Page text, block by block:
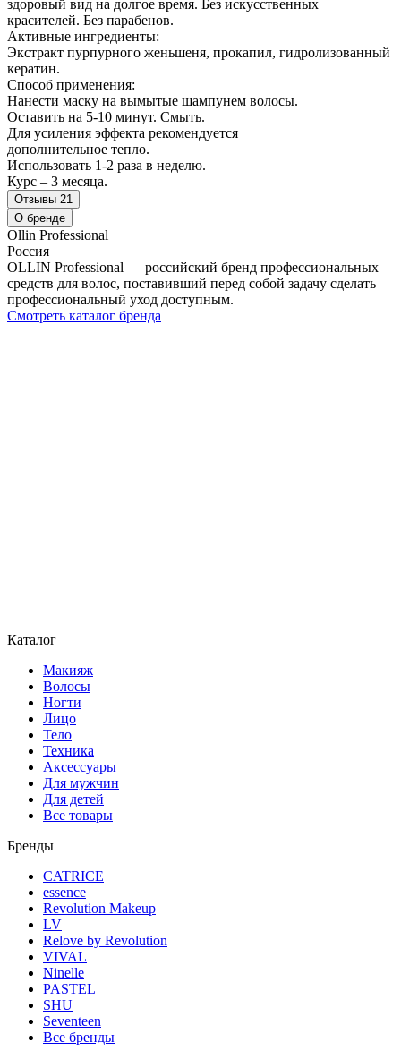
здоровый вид на долгое время. Без искусственных
красителей. Без парабенов.
Активные ингредиенты:
Экстракт пурпурного женьшеня, прокапил, гидролизованный
кератин.
Способ применения:
Нанести маску на вымытые шампунем волосы.
Оставить на 5-10 минут. Смыть.
Для усиления эффекта рекомендуется
дополнительное тепло.
Использовать 1-2 раза в неделю.
Курс – 3 месяца.
Отзывы 21
О бренде
Ollin Professional
Россия
OLLIN Professional — российский бренд профессиональных
средств для волос, поставивший перед собой задачу сделать
профессиональный уход доступным.
Смотреть каталог бренда
Каталог
Макияж
Волосы
Ногти
Лицо
Тело
Техника
Аксессуары
Для мужчин
Для детей
Все товары
Бренды
CATRICE
essence
Revolution Makeup
LV
Relove by Revolution
VIVAL
Ninelle
PASTEL
SHU
Seventeen
Все бренды